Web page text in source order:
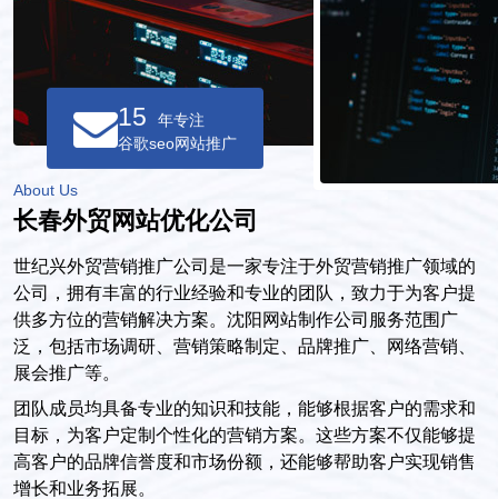
15
年专注
谷歌seo网站推广
About Us
长春外贸网站优化公司
世纪兴外贸营销推广公司是一家专注于外贸营销推广领域的
公司，拥有丰富的行业经验和专业的团队，致力于为客户提
供多方位的营销解决方案。沈阳网站制作公司服务范围广
泛，包括市场调研、营销策略制定、品牌推广、网络营销、
展会推广等。
团队成员均具备专业的知识和技能，能够根据客户的需求和
目标，为客户定制个性化的营销方案。这些方案不仅能够提
高客户的品牌信誉度和市场份额，还能够帮助客户实现销售
增长和业务拓展。